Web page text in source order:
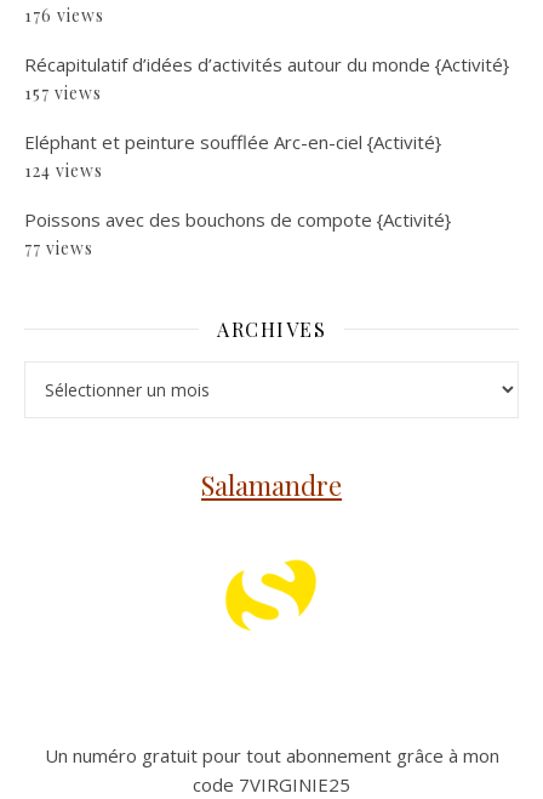
176 views
Récapitulatif d’idées d’activités autour du monde {Activité}
157 views
Eléphant et peinture soufflée Arc-en-ciel {Activité}
124 views
Poissons avec des bouchons de compote {Activité}
77 views
ARCHIVES
Salamandre
Un numéro gratuit pour tout abonnement grâce à mon
code 7VIRGINIE25